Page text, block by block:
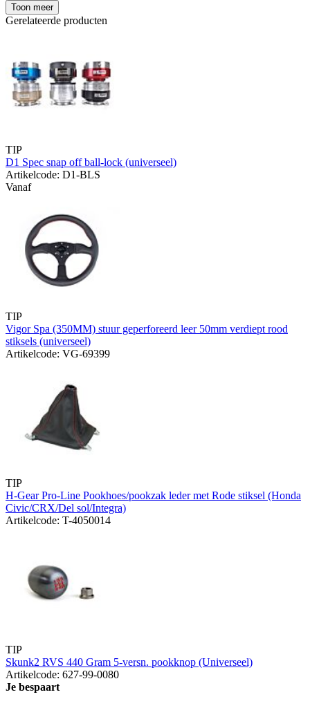
Toon meer
Gerelateerde producten
TIP
D1 Spec snap off ball-lock (universeel)
Artikelcode: D1-BLS
Vanaf
TIP
Vigor Spa (350MM) stuur geperforeerd leer 50mm verdiept rood
stiksels (universeel)
Artikelcode: VG-69399
TIP
H-Gear Pro-Line Pookhoes/pookzak leder met Rode stiksel (Honda
Civic/CRX/Del sol/Integra)
Artikelcode: T-4050014
TIP
Skunk2 RVS 440 Gram 5-versn. pookknop (Universeel)
Artikelcode: 627-99-0080
Je bespaart